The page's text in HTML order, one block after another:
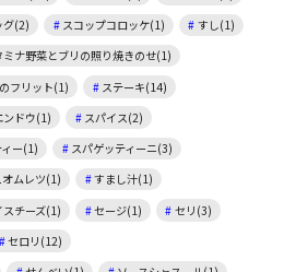
グ(2) スコップコロッケ(1)
すし(1)
ミナ野菜とブリの照り焼きのせ(1)
フリット(1)
ステーキ(14)
ンドウ(1)
スパイス(2)
ー(1)
スパゲッティーニ(3)
ムレツ(1)
すまし汁(1)
スチーズ(1) セージ(1)
セリ(3)
セロリ(12)